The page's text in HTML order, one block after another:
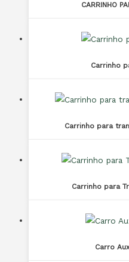
CARRINHO
Carrinho
Carrinho para
Carrinho para
Carro